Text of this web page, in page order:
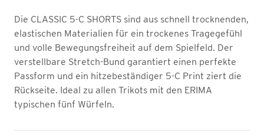
Die CLASSIC 5-C SHORTS sind aus schnell trocknenden,
elastischen Materialien für ein trockenes Tragegefühl
und volle Bewegungsfreiheit auf dem Spielfeld. Der
verstellbare Stretch-Bund garantiert einen perfekte
Passform und ein hitzebeständiger 5-C Print ziert die
Rückseite. Ideal zu allen Trikots mit den ERIMA
typischen fünf Würfeln.